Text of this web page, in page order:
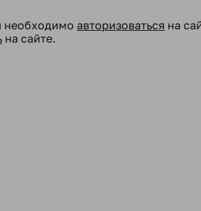
необходимо авторизоваться на
на сайте.